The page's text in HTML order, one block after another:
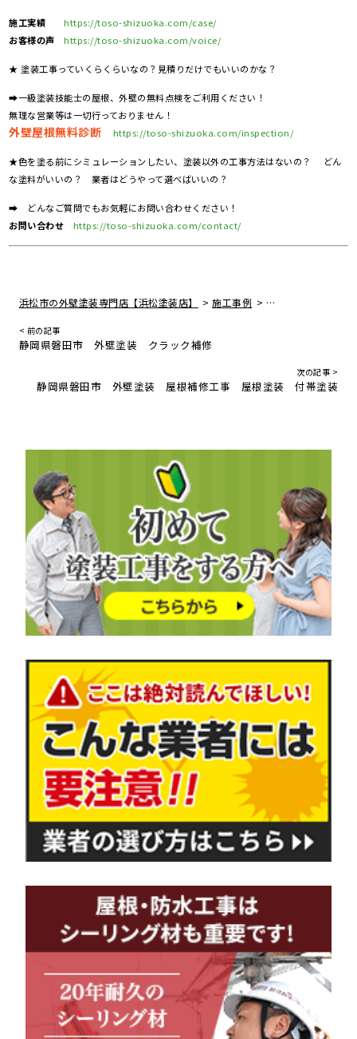
施工実績
https://toso-shizuoka.com/case/
お客様の声
https://toso-shizuoka.com/voice/
★ 塗装工事っていくらくらいなの？見積りだけでもいいのかな？
➡一級塗装技能士の屋根、外壁の無料点検をご利用ください！
無理な営業等は一切行っておりません！
外壁屋根無料診断 https://toso-shizuoka.com/inspection/
★色を塗る前にシミュレーションしたい、塗装以外の工事方法はないの？ どん
な塗料がいいの？ 業者はどうやって選べばいいの？
➡ どんなご質問でもお気軽にお問い合わせください！
お問い合わせ
https://toso-shizuoka.com/contact/
浜松市の外壁塗装専門店【浜松塗装店】 >施工事例 > 静岡県袋井市 外
< 前の記事
静岡県磐田市 外壁塗装 クラック補修
次の記事 >
静岡県磐田市 外壁塗装 屋根補修工事 屋根塗装 付帯塗装